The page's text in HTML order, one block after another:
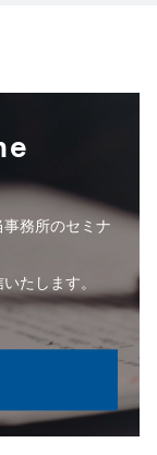
務所のセミナ
たします。